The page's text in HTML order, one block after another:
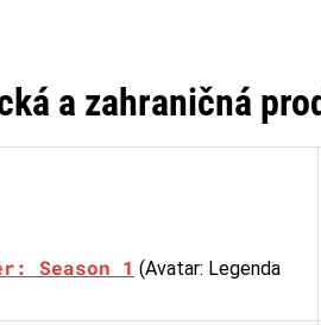
a zahraničná
Season 1 (Avatar: Legenda